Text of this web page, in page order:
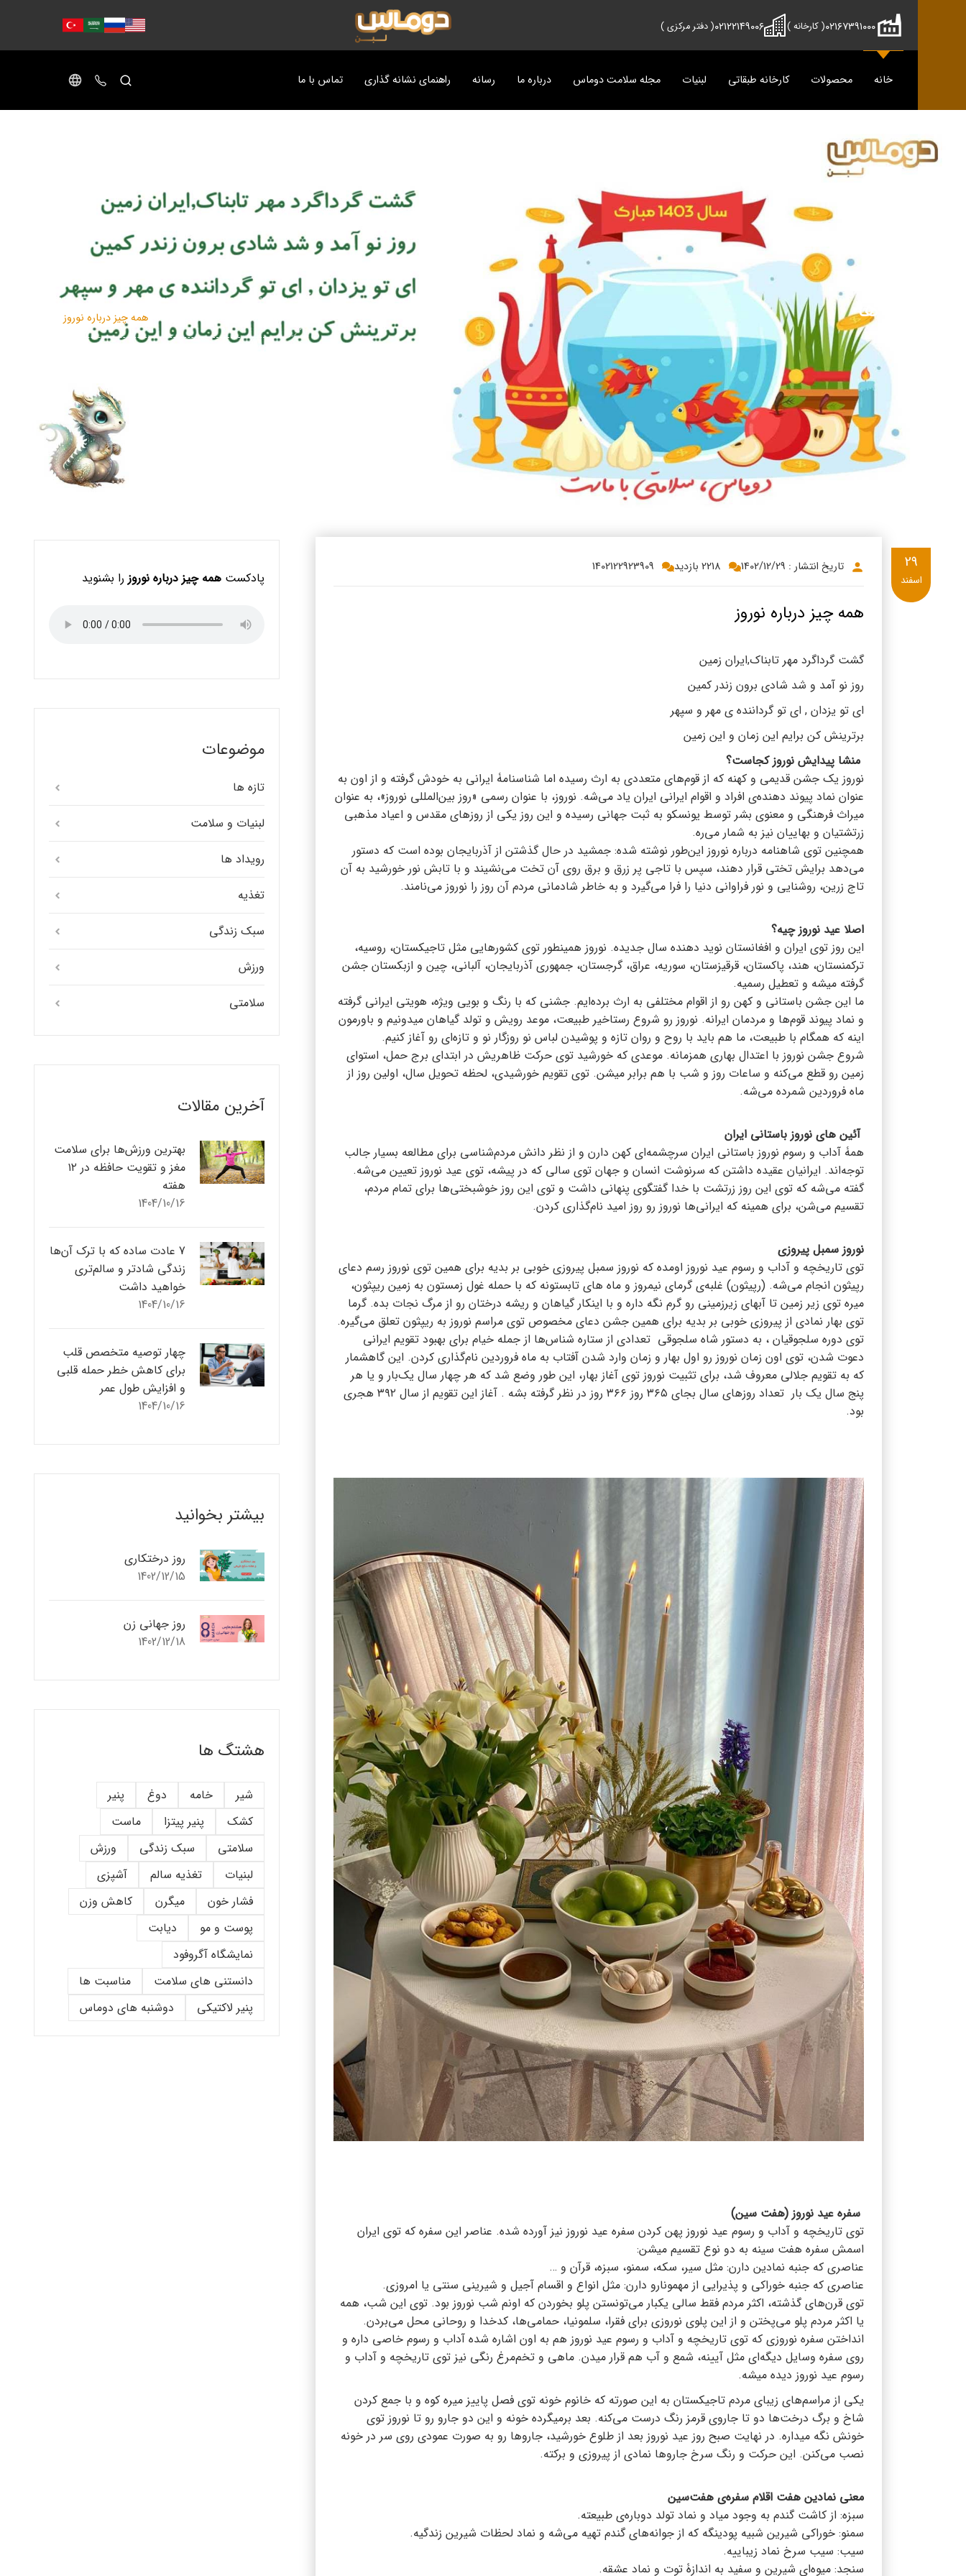
۰۲۱۶۷۳۹۱۰۰۰( کارخانه ) ۰۲۱۲۲۱۴۹۰۰۶( دفتر مرکزی )
خانه محصولات کارخانه طبقاتی لبنیات مجله سلامت دوماس درباره ما رسانه راهنمای نشانه گذاری تماس با ما
شیر
دوغ
ماست
کشک
خامه
پنیر
رسانه
مجله آشپزی دوماس
سینما دوماس
رادیو دوماس
دانستنی های سلامت
گالری تصاویر
English
Russian
Arabic
تازه ها صفحه اصلی مجله سلامت دوماس همه چیز درباره نوروز
تاریخ انتشار : 1402/12/29 2218 بازدید 1402122923909 29
اسفند
همه چیز درباره نوروز
گشت گرداگرد مهر تابناک,ایران زمین
روز نو آمد و شد شادی برون زندر کمین
ای تو یزدان , ای تو گرداننده ی مهر و سپهر
برترینش کن برایم این زمان و این زمین
منشا پیدایش نوروز کجاست؟
نوروز یک جشن قدیمی و کهنه که از قوم‌های متعددی به ارث رسیده‌ اما شناسنامۀ ایرانی به خودش گرفته و از اون به
عنوان نماد پیوند دهنده‌ی افراد و اقوام ایرانی ایران یاد می‌شه. نوروز، با عنوان رسمی «روز بین‌المللی نوروز»، به عنوان
میراث فرهنگی و معنوی بشر توسط یونسکو به ثبت جهانی رسیده‌ و این روز یکی از روزهای مقدس و اعیاد مذهبی
زرتشتیان و بهاییان نیز به‌ شمار می‌ره.
همچنین توی شاهنامه درباره نوروز این‌طور نوشته شده: جمشید در حال گذشتن از آذربایجان بوده است که دستور
می‌دهد برایش تختی قرار دهند، سپس با تاجی پر زرق و برق روی آن تخت می‌نشیند و با تابش نور خورشید به آن
تاج زرین، روشنایی و نور فراوانی دنیا را فرا می‌گیرد و به خاطر شادمانی مردم آن روز را نوروز می‌نامند.
اصلا عید نوروز چیه؟
این روز توی ایران و افغانستان نوید‌ دهنده سال جدیده. نوروز همینطور توی کشورهایی مثل تاجیکستان، روسیه،
ترکمنستان، هند، پاکستان، قرقیزستان، سوریه، عراق، گرجستان، جمهوری آذربایجان، آلبانی، چین و ازبکستان جشن
گرفته میشه و تعطیل رسمیه.
ما این جشن باستانی و کهن رو از اقوام مختلفی به ارث برده‌ایم. جشنی که با رنگ و بویی ویژه، هویتی ایرانی گرفته
و نماد پیوند قوم‌ها و مردمان ایرانه. نوروز رو شروع رستاخیر طبیعت، موعد رویش و تولد گیاهان میدونیم و باورمون
اینه که همگام با طبیعت، ما هم باید با روح و روان تازه و پوشیدن لباس نو روزگار نو و تازه‌ای رو آغاز کنیم.
شروع جشن نوروز با اعتدال بهاری همزمانه. موعدی که خورشید توی حرکت ظاهریش در ابتدای برج حمل، استوای
زمین رو قطع می‌کنه و ساعات روز و شب با هم برابر میشن. توی تقویم خورشیدی، لحظه تحویل سال، اولین روز از
ماه فروردین شمرده می‌شه.
آئین های نوروز باستانی ایران
همۀ آداب و رسوم نوروز باستانی ایران سرچشمه‌ای کهن دارن و از نظر دانش مردم‌شناسی برای مطالعه بسیار جالب
توجه‌اند. ایرانیان عقیده داشتن که سرنوشت انسان و جهان توی سالی که در پیشه، توی عید نوروز تعیین می‌شه.
گفته می‌شه که توی این روز زرتشت با خدا گفتگوی پنهانی داشت و توی این روز خوشبختی‌ها برای تمام مردم،
تقسیم می‌شن، برای همینه که ایرانی‌ها نوروز رو روز امید نام‌گذاری کردن.
نوروز سمبل پیروزی
توی تاریخچه و آداب و رسوم عید نوروز اومده که نوروز سمبل پیروزی خوبی بر بدیه برای همین توی نوروز رسم دعای
رپیثون انجام می‌شه. (رپیثون) غلبه‌ی گرمای نیمروز و ماه های تابستونه که با حمله غول زمستون به زمین ریپثون،
میره توی زیر زمین تا آبهای زیرزمینی رو گرم نگه داره و با اینکار گیاهان و ریشه درختان رو از مرگ نجات بده. گرما
توی بهار نمادی از پیروزی خوبی بر بدیه برای همین جشن دعای مخصوص توی مراسم نوروز به ریپثون تعلق می‌گیره.
توی دوره سلجوقیان ، به دستور شاه سلجوقی تعدادی از ستاره شناس‌ها از جمله خیام برای بهبود تقویم ایرانی
دعوت شدن، توی اون زمان نوروز رو اول بهار و زمان وارد شدن آفتاب به ماه فروردین نام‌گذاری کردن. این گاهشمار
که به تقویم جلالی معروف شد، برای تثبیت نوروز توی آغاز بهار، این طور وضع شد که هر چهار سال یک‌بار و یا هر
پنج سال یک بار تعداد روزهای سال بجای ۳۶۵ روز ۳۶۶ روز در نظر گرفته بشه . آغاز این تقویم از سال ۳۹۲ هجری
بود.
سفره عید نوروز (هفت سین)
توی تاریخچه و آداب و رسوم عید نوروز پهن کردن سفره عید نوروز نیز آورده شده. عناصر این سفره که توی ایران
اسمش سفره هفت سینه به دو نوع تقسیم میشن:
عناصری که جنبه نمادین دارن: مثل سیر، سکه، سمنو، سبزه، قرآن و …
عناصری که جنبه خوراکی و پذیرایی از مهمونارو دارن: مثل انواع و اقسام آجیل و شیرینی سنتی یا امروزی.
توی قرن‌های گذشته، اکثر مردم فقط سالی یکبار می‌تونستن پلو بخوردن که اونم شب نوروز بود. توی این شب، همه
یا اکثر مردم پلو می‌پختن و از این پلوی نوروزی برای فقرا، سلمونیا، حمامی‌ها، کدخدا و روحانی محل می‌بردن.
انداختن سفره نوروزی که توی تاریخچه و آداب و رسوم عید نوروز هم به اون اشاره شده آداب و رسوم خاصی داره و
روی سفره وسایل دیگه‌ای مثل آیینه، شمع و آب هم قرار میدن. ماهی و تخم‌مرغ رنگی نیز توی تاریخچه و آداب و
رسوم عید نوروز دیده میشه.
یکی از مراسم‌های زیبای مردم تاجیکستان به این صورته که خانوم خونه توی فصل پاییز میره کوه و با جمع کردن
شاخ و برگ درخت‌ها دو تا جاروی قرمز رنگ درست می‌کنه. بعد برمیگرده خونه و این دو جارو رو تا نوروز توی
خونش نگه میداره. در نهایت صبح روز عید نوروز بعد از طلوع خورشید، جاروها رو به صورت عمودی روی سر در خونه
نصب می‌کنن. این حرکت و رنگ سرخ جاروها نمادی از پیروزی و برکته.
معنی نمادین هفت اقلام سفره‌ی هفت‌سین
سبزه: از کاشت گندم به وجود میاد و نماد تولد دوباره‌ی طبیعته.
سمنو: خوراکی شیرین شبیه پودینگه که از جوانه‌های گندم تهیه می‌شه و نماد لحظات شیرین زندگیه.
سیب: سیب سرخ نماد زیباییه.
سنجد: میوه‌ای شیرین و سفید به اندازۀ توت و نماد عشقه.
پادکست همه چیز درباره نوروزرا بشنوید
موضوعات
تازه ها
لبنیات و سلامت
رویداد ها
تغذیه
سبک زندگی
ورزش
سلامتی
آخرین مقالات
بهترین ورزش‌ها برای سلامت
مغز و تقویت حافظه در ۱۲
هفته
1404/10/16
7 عادت ساده که با ترک آن‌ها
زندگی شادتر و سالم‌تری
خواهید داشت
1404/10/16
چهار توصیه متخصص قلب
برای کاهش خطر حمله قلبی
و افزایش طول عمر
1404/10/16
بیشتر بخوانید
روز درختکاری
1402/12/15
روز جهانی زن
1402/12/18
هشتگ ها
شیر خامه دوغ
پنیر
کشک
پنیر پیتزا
ماست
سلامتی
سبک زندگی
ورزش
لبنیات
تغذیه سالم
آشپزی
فشار خون
میگرن
کاهش وزن
پوست و مو
دیابت
نمایشگاه آگروفود
دانستنی های سلامت
مناسبت ها
پنیر لاکتیکی
دوشنبه های دوماس